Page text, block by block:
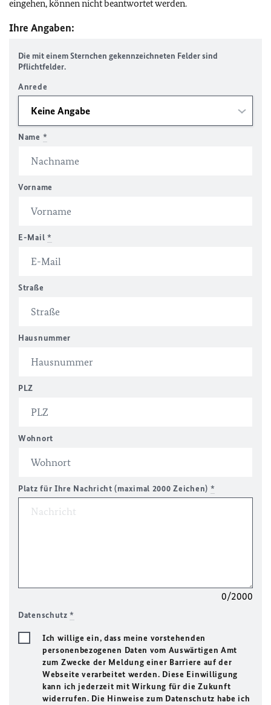
eingehen, können nicht beantwortet werden.
Ihre Angaben:
Die mit einem Sternchen gekennzeichneten Felder sind
Pflichtfelder.
Anrede
Name *
Vorname
E-Mail *
Straße
Hausnummer
PLZ
Wohnort
Platz für Ihre Nachricht (maximal 2000 Zeichen) *
0/2000
Datenschutz*
Ich willige ein, dass meine vorstehenden
personenbezogenen Daten vom Auswärtigen Amt
zum Zwecke der Meldung einer Barriere auf der
Webseite verarbeitet werden. Diese Einwilligung
kann ich jederzeit mit Wirkung für die Zukunft
widerrufen. Die Hinweise zum Datenschutz habe ich